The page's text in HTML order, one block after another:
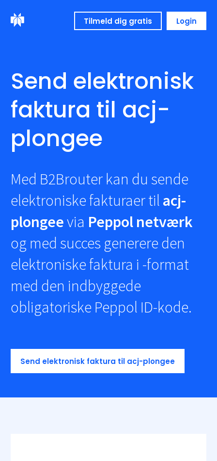
Tilmeld dig gratis Login
Send elektronisk
faktura til acj-
plongee
Med B2Brouter kan du sende
elektroniske fakturaer til acj-
plongeevia Peppol netværk
og med succes generere den
elektroniske faktura i -format
med den indbyggede
obligatoriske Peppol ID-kode.
Send elektronisk faktura til acj-plongee